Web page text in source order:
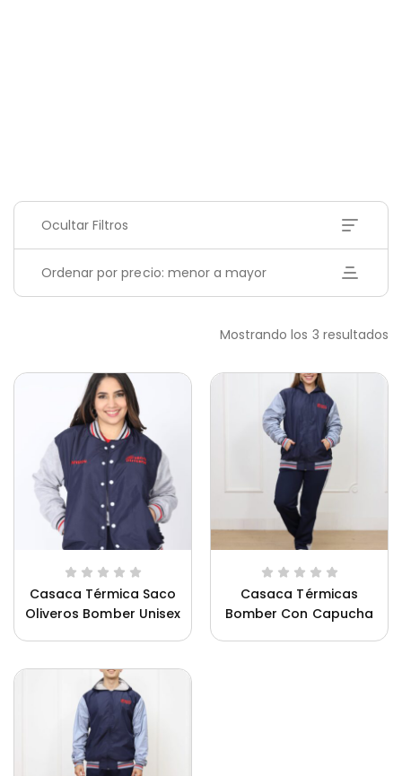
Ocultar Filtros
Ordenar por precio: menor a mayor
Mostrando los 3 resultados
Uniforme Innova Schools Unisex
Casaca Térmica Saco
Oliveros Bomber Unisex
Casaca Térmicas
Bomber Con Capucha